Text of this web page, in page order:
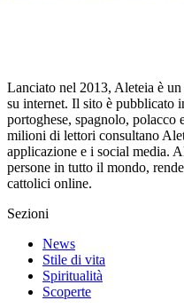
Lanciato nel 2013, Aleteia è
su internet. Il sito è pubblicato
portoghese, spagnolo,
milioni di lettori consultano
applicazione e i social media.
persone in tutto il mondo,
cattolici online.
Sezioni
News
Stile di vita
Spiritualità
Scoperte